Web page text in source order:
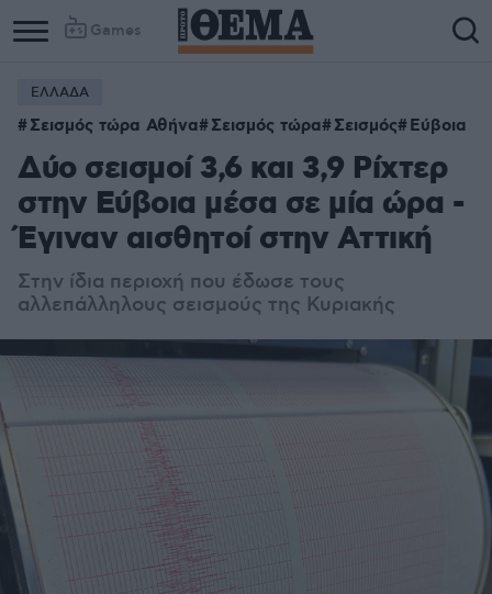
Games
ΕΛΛΑΔΑ
Σεισμός τώρα Αθήνα Σεισμός τώρα Σεισμός Εύβοια
Δύο σεισμοί 3,6 και 3,9 Ρίχτερ
στην Εύβοια μέσα σε μία ώρα -
Έγιναν αισθητοί στην Αττική
Στην ίδια περιοχή που έδωσε τους
αλλεπάλληλους σεισμούς της Κυριακής